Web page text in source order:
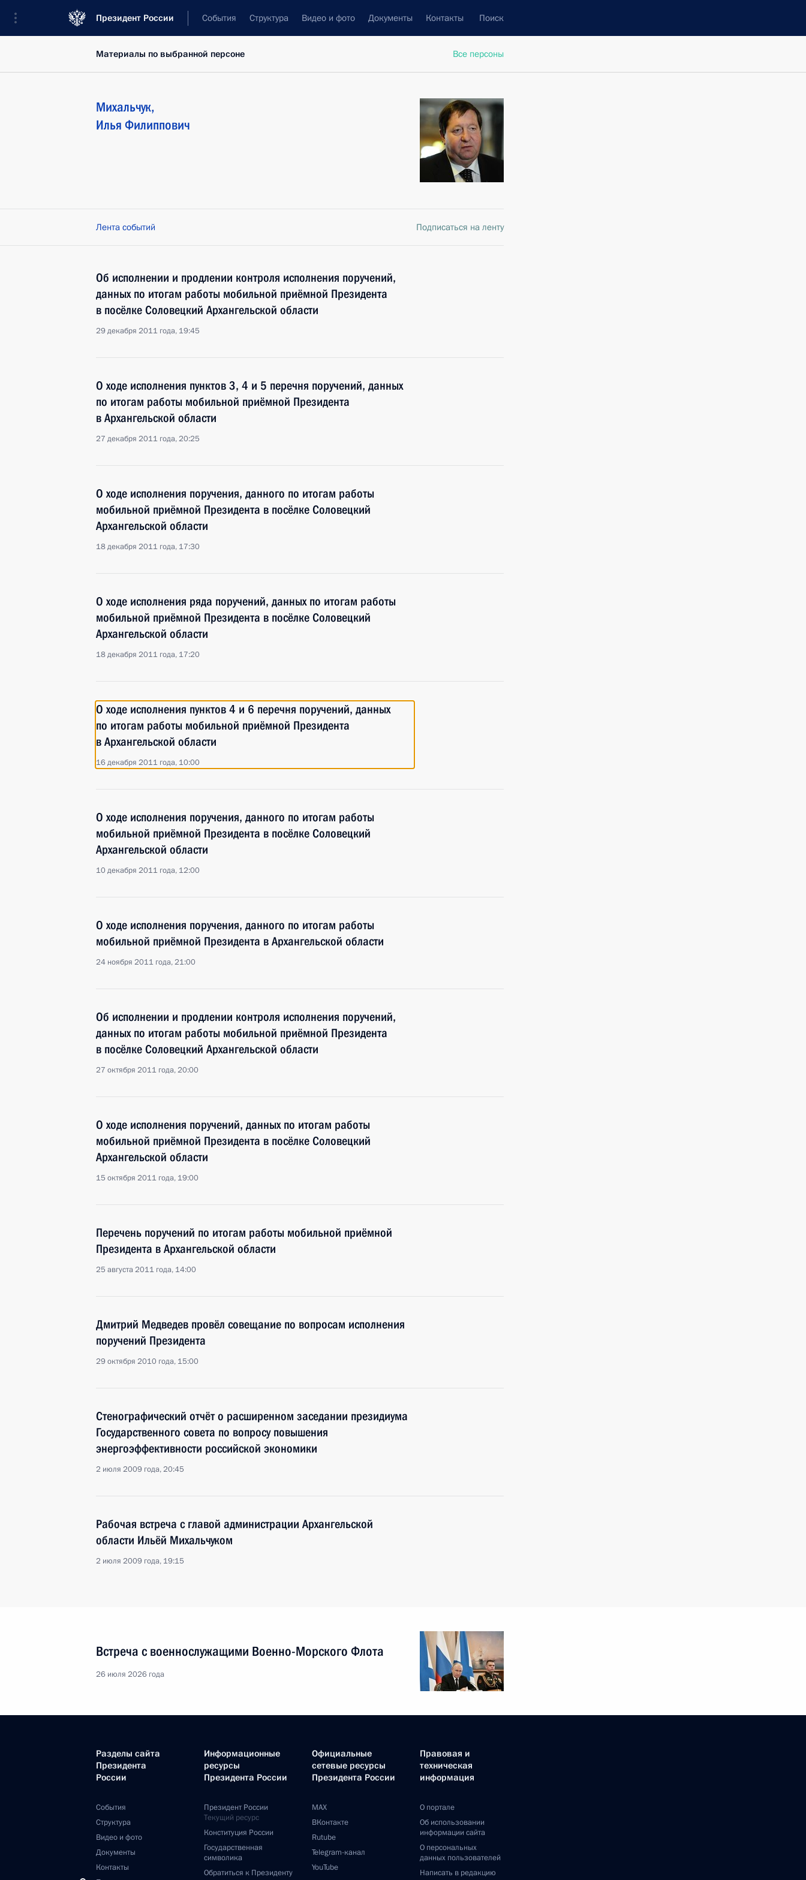
Президент России События Структура Видео и фото Документы Контакты Поиск
Все персоны
Материалы по выбранной персоне
Михальчук,
Илья Филиппович
Лента событий Подписаться на ленту
Об исполнении и продлении контроля исполнения поручений,
данных по итогам работы мобильной приёмной Президента
в посёлке Соловецкий Архангельской области
29 декабря 2011 года, 19:45
О ходе исполнения пунктов 3, 4 и 5 перечня поручений, данных
по итогам работы мобильной приёмной Президента
в Архангельской области
27 декабря 2011 года, 20:25
О ходе исполнения поручения, данного по итогам работы
мобильной приёмной Президента в посёлке Соловецкий
Архангельской области
18 декабря 2011 года, 17:30
О ходе исполнения ряда поручений, данных по итогам работы
мобильной приёмной Президента в посёлке Соловецкий
Архангельской области
18 декабря 2011 года, 17:20
О ходе исполнения пунктов 4 и 6 перечня поручений, данных
по итогам работы мобильной приёмной Президента
в Архангельской области
16 декабря 2011 года, 10:00
О ходе исполнения поручения, данного по итогам работы
мобильной приёмной Президента в посёлке Соловецкий
Архангельской области
10 декабря 2011 года, 12:00
О ходе исполнения поручения, данного по итогам работы
мобильной приёмной Президента в Архангельской области
24 ноября 2011 года, 21:00
Об исполнении и продлении контроля исполнения поручений,
данных по итогам работы мобильной приёмной Президента
в посёлке Соловецкий Архангельской области
27 октября 2011 года, 20:00
О ходе исполнения поручений, данных по итогам работы
мобильной приёмной Президента в посёлке Соловецкий
Архангельской области
15 октября 2011 года, 19:00
Перечень поручений по итогам работы мобильной приёмной
Президента в Архангельской области
25 августа 2011 года, 14:00
Дмитрий Медведев провёл совещание по вопросам исполнения
поручений Президента
29 октября 2010 года, 15:00
Стенографический отчёт о расширенном заседании президиума
Государственного совета по вопросу повышения
энергоэффективности российской экономики
2 июля 2009 года, 20:45
Рабочая встреча с главой администрации Архангельской
области Ильёй Михальчуком
2 июля 2009 года, 19:15
Встреча с военнослужащими Военно-Морского Флота
26 июля 2026 года
Разделы сайта
Президента
России
События
Структура
Видео и фото
Документы
Контакты
Информационные
ресурсы
Президента России
Президент России
Текущий ресурс
Конституция России
Государственная
символика
Обратиться к Президенту
Официальные
сетевые ресурсы
Президента России
MAX
ВКонтакте
Rutube
Telegram-канал
YouTube
Правовая и
техническая
информация
О портале
Об использовании
информации сайта
О персональных
данных пользователей
Написать в редакцию